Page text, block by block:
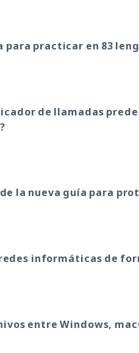
practicar en 83
de llamadas
la nueva guía para
informáticas de
entre Windows,